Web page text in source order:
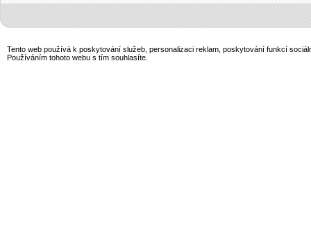
Tento web používá k poskytování služeb, personalizaci reklam, poskytování funkcí
Používáním tohoto webu s tím souhlasíte.